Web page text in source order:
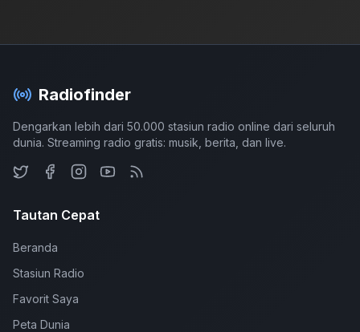
Radiofinder
Dengarkan lebih dari 50.000 stasiun radio online dari seluruh
dunia. Streaming radio gratis: musik, berita, dan live.
Tautan Cepat
Beranda
Stasiun Radio
Favorit Saya
Peta Dunia